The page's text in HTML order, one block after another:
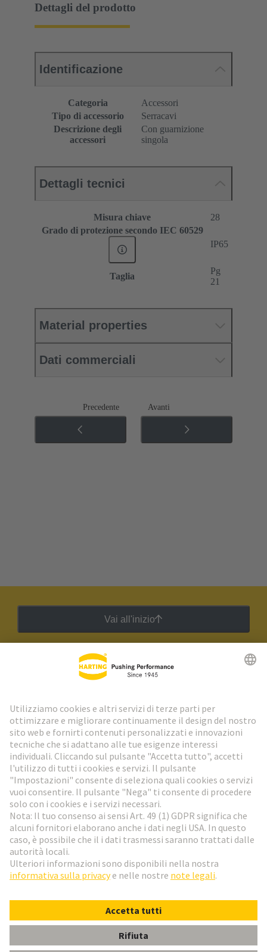
Dettagli del prodotto
Identificazione
Categoria
Accessori
Tipo di accessorio
Serracavi
Descrizione degli
accessori
Con guarnizione
singola
Dettagli tecnici
Misura chiave
28
Grado di protezione secondo IEC 60529
IP65
Taglia
Pg
21
Material properties
Dati commerciali
Precedente Avanti
Vai all'inizio
Newsletter HARTING
Vai al registrazione
Social Media
Italia Italiano
© HARTING Technology Group
ImprintInformativa sulla privacy